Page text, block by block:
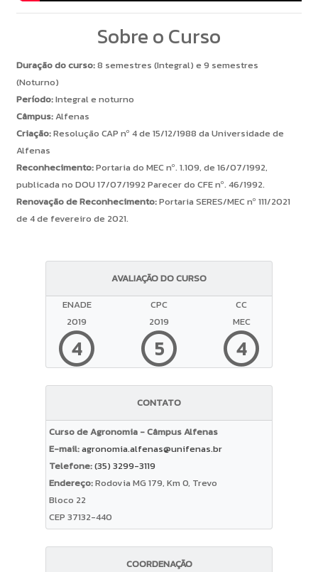
Sobre o Curso
Duração do curso:8 semestres (Integral) e 9 semestres
(Noturno)
Período:Integral e noturno
Câmpus:Alfenas
Criação:Resolução CAP nº 4 de 15/12/1988 da Universidade de
Alfenas
Reconhecimento:Portaria do MEC nº. 1.109, de 16/07/1992,
publicada no DOU 17/07/1992 Parecer do CFE nº. 46/1992.
Renovação de Reconhecimento:Portaria SERES/MEC nº 111/2021
de 4 de fevereiro de 2021.
AVALIAÇÃO DO CURSO
ENADE
2019
4
CPC
2019
5
CC
MEC
4
CONTATO
Curso de Agronomia - Câmpus Alfenas
E-mail:agronomia.alfenas@unifenas.br
Telefone:(35) 3299-3119
Endereço:Rodovia MG 179, Km 0, Trevo
Bloco 22
CEP 37132-440
COORDENAÇÃO